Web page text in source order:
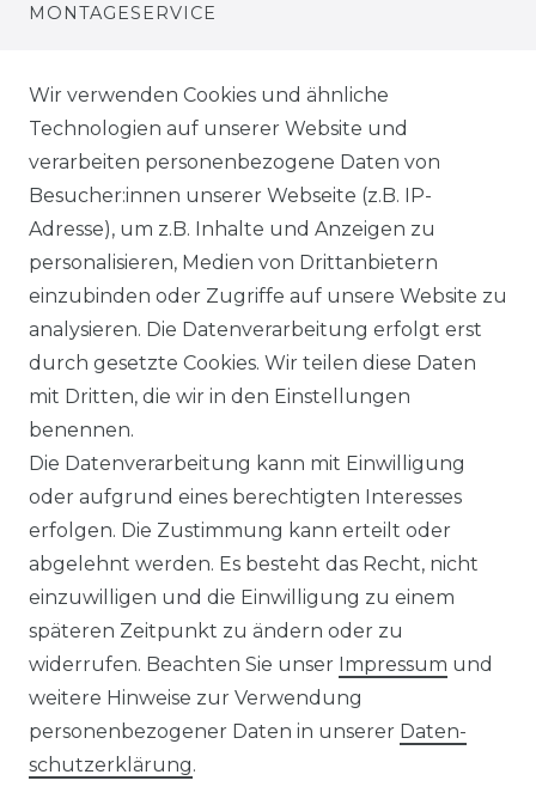
MONTAGESERVICE
BEZAHLUNG
KLIMA- UND UMWELTSCHUTZ
LEXIKON
UNTERNEHMEN
HERSTELLER
REFERENZEN
Widerrufs­recht
Wir verwenden Cookies und ähnliche
Technologien auf unserer Website und
verarbeiten personenbezogene Daten von
Besucher:innen unserer Webseite (z.B. IP-
Adresse), um z.B. Inhalte und Anzeigen zu
personalisieren, Medien von Drittanbietern
einzubinden oder Zugriffe auf unsere Website zu
analysieren. Die Datenverarbeitung erfolgt erst
durch gesetzte Cookies. Wir teilen diese Daten
mit Dritten, die wir in den Einstellungen
benennen.
Die Datenverarbeitung kann mit Einwilligung
oder aufgrund eines berechtigten Interesses
erfolgen. Die Zustimmung kann erteilt oder
abgelehnt werden. Es besteht das Recht, nicht
einzuwilligen und die Einwilligung zu einem
späteren Zeitpunkt zu ändern oder zu
widerrufen. Beachten Sie unser Impressum und
weitere Hinweise zur Verwendung
personenbezogener Daten in unserer Daten­
schutz­erklärung.